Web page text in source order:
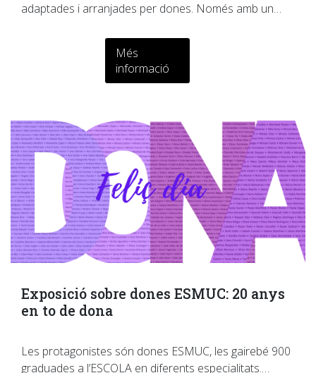
adaptades i arranjades per dones. Només amb un…
Més
informació
Exposició sobre dones ESMUC: 20 anys
en to de dona
Les protagonistes són dones ESMUC, les gairebé 900
graduades a l’ESCOLA en diferents especialitats.…